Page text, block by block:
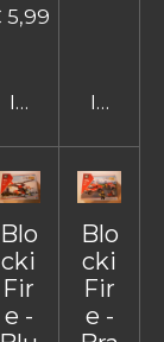
5,99
In In
Blo
cki
Fir
e -
Blo
cki
Fir
e -